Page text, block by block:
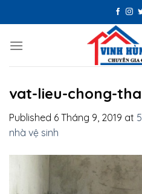
to
vat-lieu-chong-
Published 6 Tháng 9, 2019 at
nhà vệ sinh